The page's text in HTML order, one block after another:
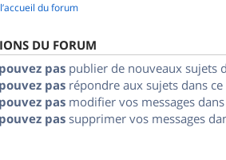
du forum
DU FORUM
pas publier de nouveaux sujets
pas répondre aux sujets dans
pas modifier vos messages
passupprimer vos messages